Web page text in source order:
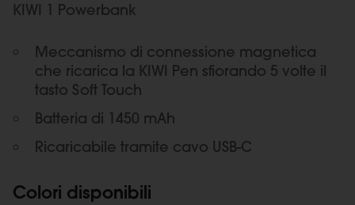
KIWI 1 Powerbank
Meccanismo di connessione magnetica
che ricarica la KIWI Pen sfiorando 5 volte il
tasto Soft Touch
Batteria di 1450 mAh
Ricaricabile tramite cavo USB-C
Colori disponibili